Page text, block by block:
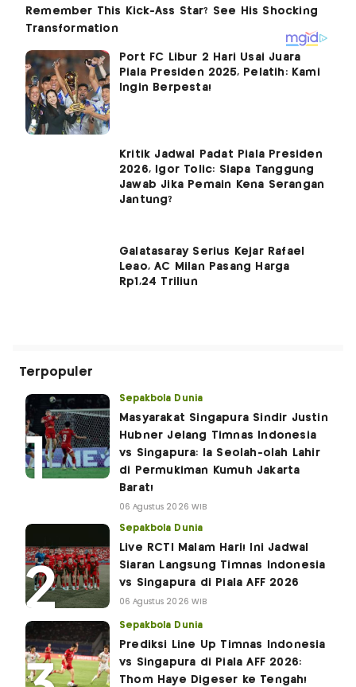
Port FC Libur 2 Hari Usai Juara
Piala Presiden 2025, Pelatih: Kami
Ingin Berpesta!
Kritik Jadwal Padat Piala Presiden
2026, Igor Tolic: Siapa Tanggung
Jawab Jika Pemain Kena Serangan
Jantung?
Galatasaray Serius Kejar Rafael
Leao, AC Milan Pasang Harga
Rp1,24 Triliun
Terpopuler
Sepakbola Dunia
Masyarakat Singapura Sindir Justin
Hubner Jelang Timnas Indonesia
vs Singapura: Ia Seolah-olah Lahir
di Permukiman Kumuh Jakarta
Barat!
06 Agustus 2026 WIB
Sepakbola Dunia
Live RCTI Malam Hari! Ini Jadwal
Siaran Langsung Timnas Indonesia
vs Singapura di Piala AFF 2026
06 Agustus 2026 WIB
Sepakbola Dunia
Prediksi Line Up Timnas Indonesia
vs Singapura di Piala AFF 2026:
Thom Haye Digeser ke Tengah!